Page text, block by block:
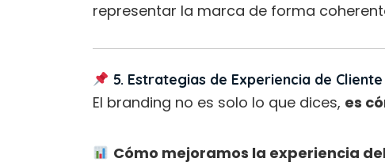
representar la marca de forma
5. Estrategias de Experiencia de
El branding no es solo lo que dices, es
Cómo mejoramos la experiencia